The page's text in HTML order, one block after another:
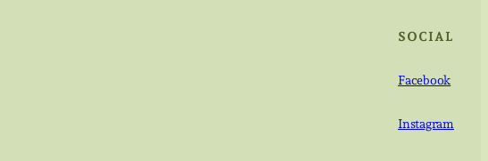
SOCIAL
Facebook
Instagram